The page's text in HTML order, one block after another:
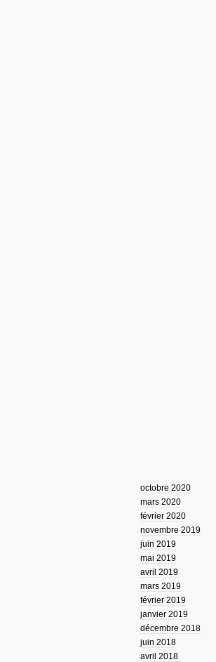
octobre 2020
mars 2020
février 2020
novembre 2019
juin 2019
mai 2019
avril 2019
mars 2019
février 2019
janvier 2019
décembre 2018
juin 2018
avril 2018